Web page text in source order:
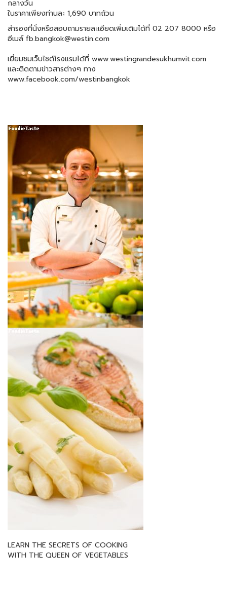
กลางวัน
ในราคาเพียงท่านละ 1,690 บาทถ้วน
สำรองที่นั่งหรือสอบถามรายละเอียดเพิ่มเติมได้ที่ 02 207 8000 หรือ
อีเมล์ fb.bangkok@westin.com
เยี่ยมชมเว็บไซต์โรงแรมได้ที่ www.westingrandesukhumvit.com
และติดตามข่าวสารต่างๆ ทาง
www.facebook.com/westinbangkok
LEARN THE SECRETS OF COOKING
WITH THE QUEEN OF VEGETABLES